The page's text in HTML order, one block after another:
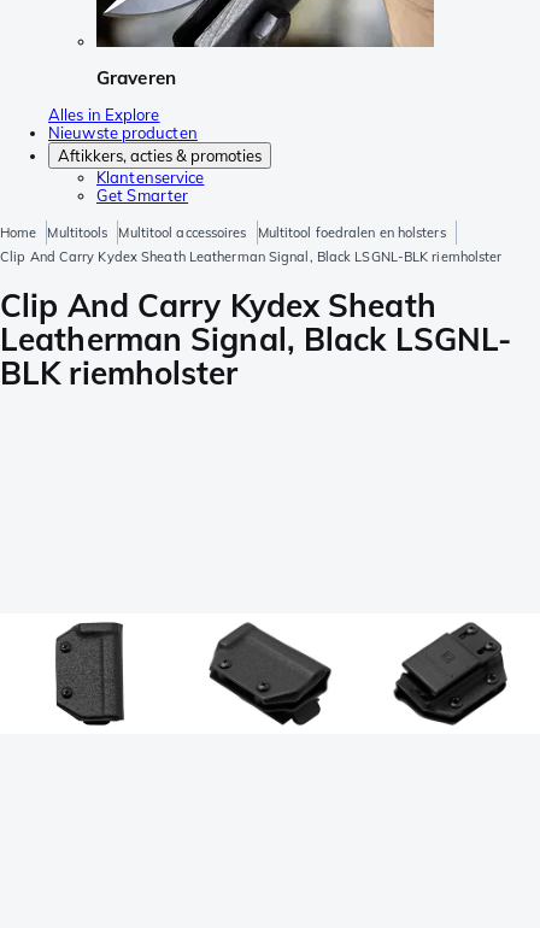
Graveren
Alles in Explore
Nieuwste producten
Aftikkers, acties & promoties
Klantenservice
Get Smarter
Home Multitools Multitool accessoires
Multitool foedralen en holsters
Clip And Carry Kydex Sheath Leatherman Signal, Black LSGNL-BLK riemholster
Clip And Carry Kydex Sheath
Leatherman Signal, Black LSGNL-
BLK riemholster